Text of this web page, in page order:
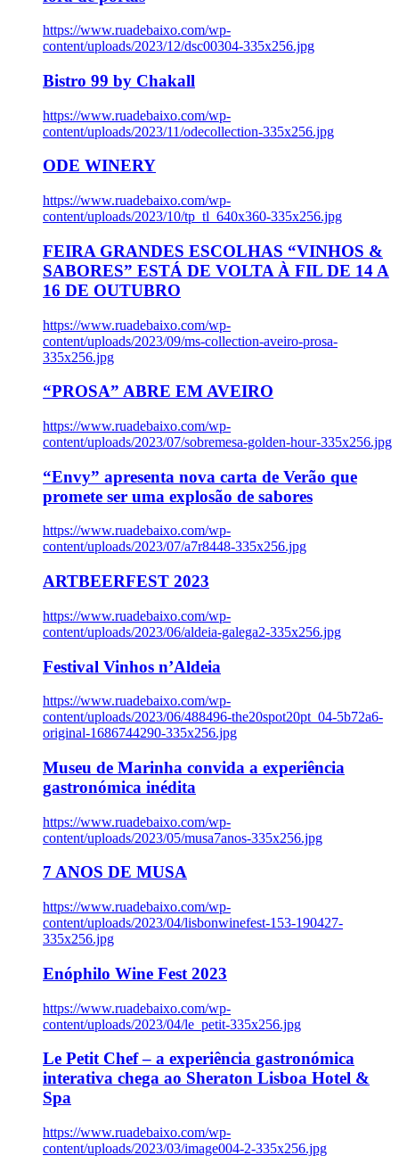
https://www.ruadebaixo.com/wp-
content/uploads/2023/12/dsc00304-335x256.jpg
Bistro 99 by Chakall
https://www.ruadebaixo.com/wp-
content/uploads/2023/11/odecollection-335x256.jpg
ODE WINERY
https://www.ruadebaixo.com/wp-
content/uploads/2023/10/tp_tl_640x360-335x256.jpg
FEIRA GRANDES ESCOLHAS “VINHOS &
SABORES” ESTÁ DE VOLTA À FIL DE 14 A
16 DE OUTUBRO
https://www.ruadebaixo.com/wp-
content/uploads/2023/09/ms-collection-aveiro-prosa-
335x256.jpg
“PROSA” ABRE EM AVEIRO
https://www.ruadebaixo.com/wp-
content/uploads/2023/07/sobremesa-golden-hour-335x256.jpg
“Envy” apresenta nova carta de Verão que
promete ser uma explosão de sabores
https://www.ruadebaixo.com/wp-
content/uploads/2023/07/a7r8448-335x256.jpg
ARTBEERFEST 2023
https://www.ruadebaixo.com/wp-
content/uploads/2023/06/aldeia-galega2-335x256.jpg
Festival Vinhos n’Aldeia
https://www.ruadebaixo.com/wp-
content/uploads/2023/06/488496-the20spot20pt_04-5b72a6-
original-1686744290-335x256.jpg
Museu de Marinha convida a experiência
gastronómica inédita
https://www.ruadebaixo.com/wp-
content/uploads/2023/05/musa7anos-335x256.jpg
7 ANOS DE MUSA
https://www.ruadebaixo.com/wp-
content/uploads/2023/04/lisbonwinefest-153-190427-
335x256.jpg
Enóphilo Wine Fest 2023
https://www.ruadebaixo.com/wp-
content/uploads/2023/04/le_petit-335x256.jpg
Le Petit Chef – a experiência gastronómica
interativa chega ao Sheraton Lisboa Hotel &
Spa
https://www.ruadebaixo.com/wp-
content/uploads/2023/03/image004-2-335x256.jpg